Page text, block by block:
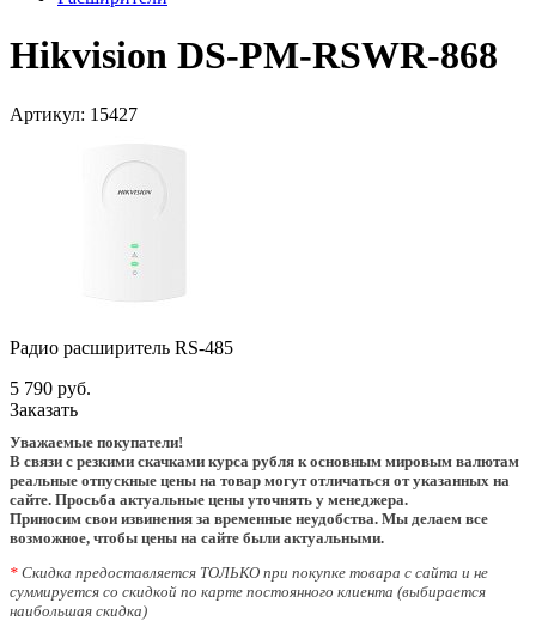
Hikvision DS-PM-RSWR-868
Артикул: 15427
Радио расширитель RS-485
5 790 руб.
Заказать
Уважаемые покупатели!
В связи с резкими скачками курса рубля к основным мировым валютам
реальные отпускные цены на товар могут отличаться от указанных на
сайте. Просьба актуальные цены уточнять у менеджера.
Приносим свои извинения за временные неудобства. Мы делаем все
возможное, чтобы цены на сайте были актуальными.
* Скидка предоставляется ТОЛЬКО при покупке товара с сайта и не
суммируется со скидкой по карте постоянного клиента (выбирается
наибольшая скидка)